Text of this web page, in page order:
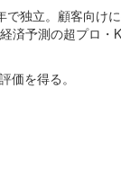
独立。顧客向け
済予測の超プロ・K
価を得る。